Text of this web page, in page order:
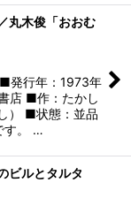
丸木俊「おおむ
発行年：1973年
店 ■作：たかし
） ■状態：並品
す。 …
ビルとタルタ